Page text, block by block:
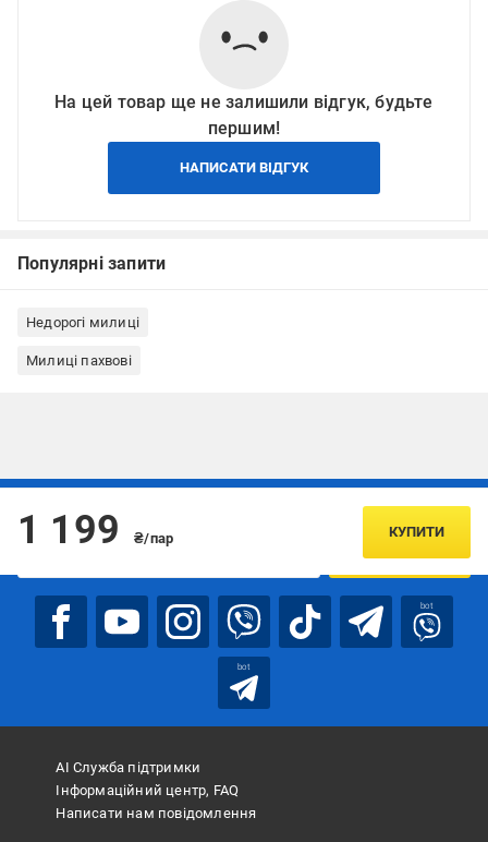
На цей товар ще не залишили відгук, будьте
першим!
НАПИСАТИ ВІДГУК
Популярні запити
Недорогі милиці
Милиці пахвові
1 199 ₴/пар КУПИТИ
Підписуйтесь, щоб дізнаватись першим про акції та пропозиції
ПІДПИСАТИСЯ
bot
bot
АІ Служба підтримки
Інформаційний центр, FAQ
Написати нам повідомлення